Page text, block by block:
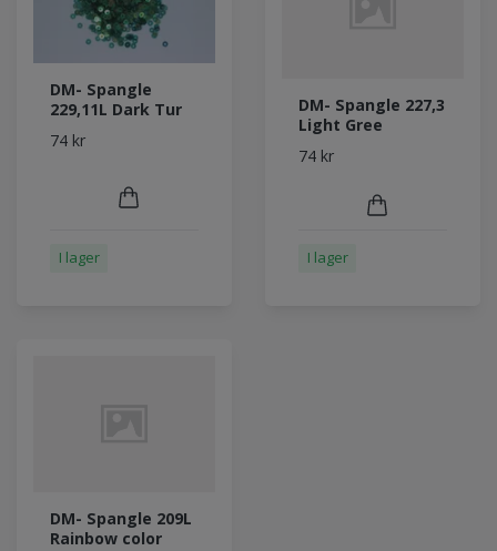
DM- Spangle
229,11L Dark Tur
74 kr
I lager
DM- Spangle 227,3
Light Gree
74 kr
I lager
DM- Spangle 209L
Rainbow color